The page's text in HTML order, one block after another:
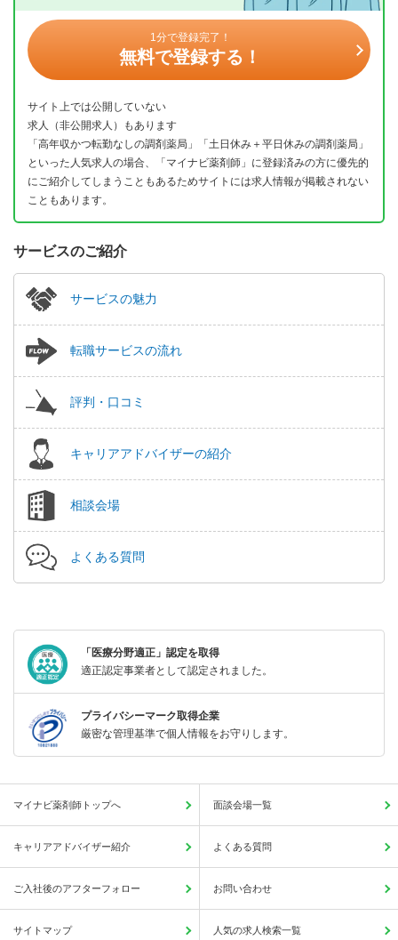
1分で登録完了！
無料で登録する！
サイト上では公開していない
求人（非公開求人）もあります
「高年収かつ転勤なしの調剤薬局」「土日休み＋平日休みの調剤薬局」
といった人気求人の場合、「マイナビ薬剤師」に登録済みの方に優先的
にご紹介してしまうこともあるためサイトには求人情報が掲載されない
こともあります。
サービスのご紹介
サービスの魅力
転職サービスの流れ
評判・口コミ
キャリアアドバイザーの紹介
相談会場
よくある質問
「医療分野適正」認定を取得
適正認定事業者として認定されました。
プライバシーマーク取得企業
厳密な管理基準で個人情報をお守りします。
マイナビ薬剤師トップへ 面談会場一覧
キャリアアドバイザー紹介 よくある質問
ご入社後のアフターフォロー お問い合わせ
サイトマップ 人気の求人検索一覧